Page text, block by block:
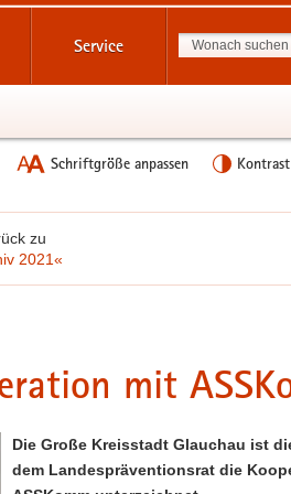
Service
Schriftgröße anpassen
zu
2021«
mit
Die Große Kreisstadt Glauchau ist
dem Landespräventionsrat die